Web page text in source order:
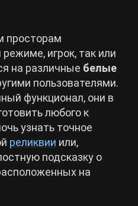
просторам
игрок, так или
на различные белые
пользователями.
функционал, они в
любого к
узнать точное
реликвии или,
подсказку о
на